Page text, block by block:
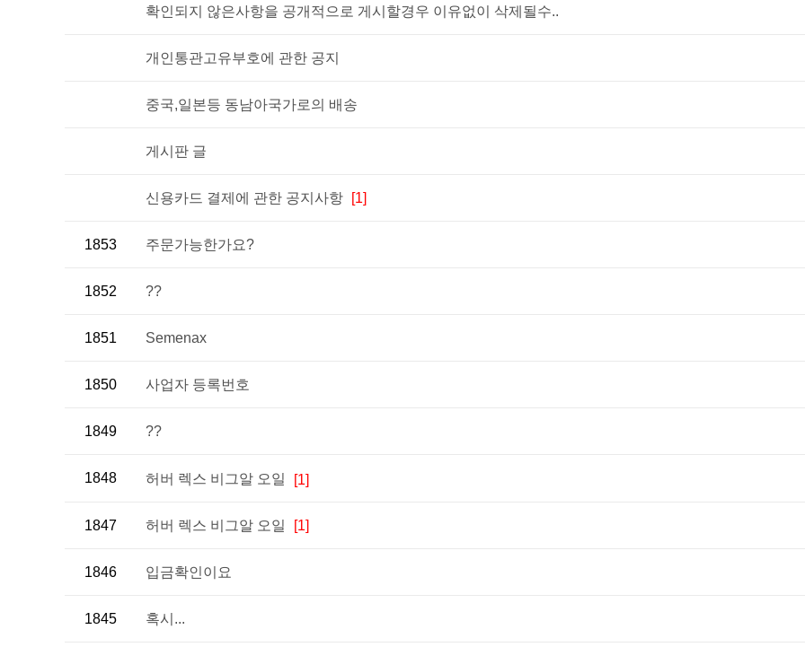
확인되지 않은사항을 공개적으로 게시할경우 이유없이 삭제될수..
개인통관고유부호에 관한 공지
중국,일본등 동남아국가로의 배송
게시판 글
신용카드 결제에 관한 공지사항 [1]
1853 주문가능한가요?
1852 ??
1851 Semenax
1850 사업자 등록번호
1849 ??
1848 허버 렉스 비그알 오일 [1]
1847 허버 렉스 비그알 오일 [1]
1846 입금확인이요
1845 혹시...